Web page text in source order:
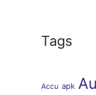
Tags
Accu apk